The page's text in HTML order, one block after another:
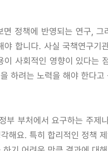
면 정책에 반영되는 연구,
야 합니다. 사실 국책연구
사회적인 영향이 있다는
하려는 노력을 해야 한다
부 부처에서 요구하는 주제
해요. 특히 합리적인 정책